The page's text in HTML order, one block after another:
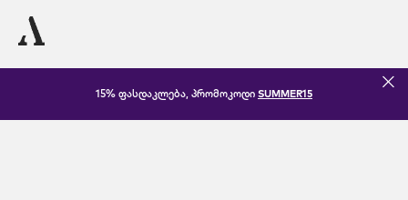
15% ფასდაკლება, პრომოკოდი SUMMER15